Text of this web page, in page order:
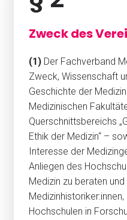
Zweck des
(1) Der Fachverband
Zweck, Wissenschaft
Geschichte der
Medizinischen
Querschnittsbereichs
Ethik der Medizin“ –
Interesse der
Anliegen des
Medizin zu beraten
Hochschulen in